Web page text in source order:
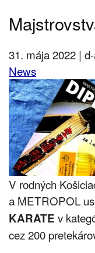
31. mája 2022 |
News
V rodných
a METROPOL
KARATE v
cez 200